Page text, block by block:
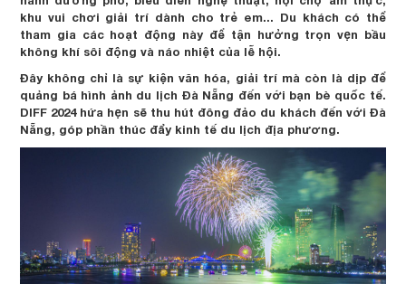
khu vui chơi giải trí dành cho trẻ em... Du khách có thể
tham gia các hoạt động này để tận hưởng trọn vẹn bầu
không khí sôi động và náo nhiệt của lễ hội.
Đây không chỉ là sự kiện văn hóa, giải trí mà còn là dịp để
quảng bá hình ảnh du lịch Đà Nẵng đến với bạn bè quốc tế.
DIFF 2024 hứa hẹn sẽ thu hút đông đảo du khách đến với Đà
Nẵng, góp phần thúc đẩy kinh tế du lịch địa phương.